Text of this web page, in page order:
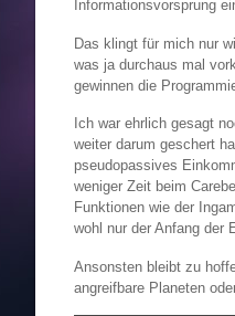
Informationsvorsprung
Das klingt für mich nur
was ja durchaus mal
gewinnen die
Ich war ehrlich gesagt
weiter darum geschert
pseudopassives
weniger Zeit beim
Funktionen wie der
wohl nur der Anfang der
Ansonsten bleibt zu
angreifbare Planeten